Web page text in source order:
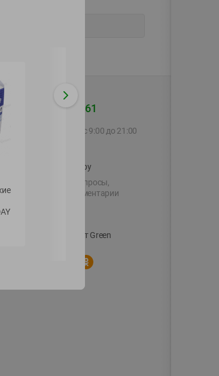
+375 44 560-60-61
Call-центр работает с 9:00 до 21:00
shop@green-market.by
Пишите нам свои вопросы,
предложения и комментарии
Корпоративный сайт Green